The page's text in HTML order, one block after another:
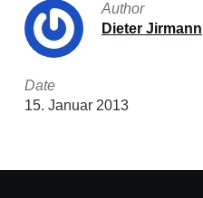
Author
Dieter Jirmann
Date
15. Januar 2013